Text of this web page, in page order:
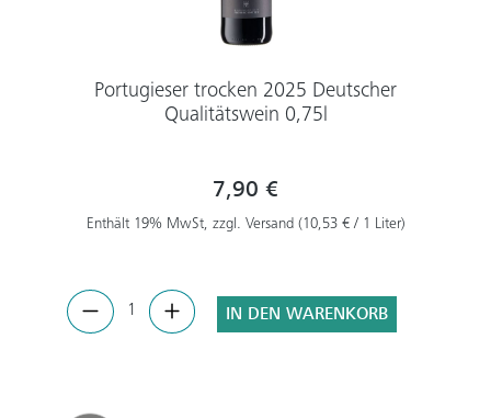
Portugieser trocken 2025 Deutscher
Qualitätswein 0,75l
7,90 €
Enthält 19% MwSt, zzgl. Versand (10,53 € / 1 Liter)
IN DEN WARENKORB